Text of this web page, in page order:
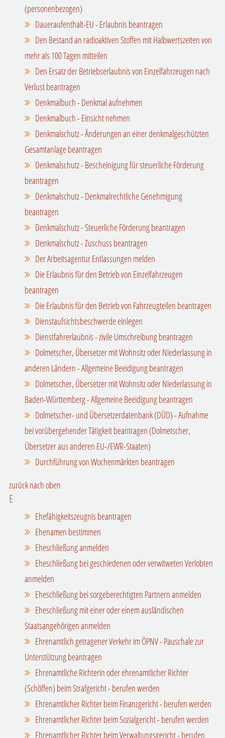
(personenbezogen)
Daueraufenthalt-EU - Erlaubnis beantragen
Den Bestand an radioaktiven Stoffen mit Halbwertszeiten von
mehr als 100 Tagen mitteilen
Den Ersatz der Betriebserlaubnis von Einzelfahrzeugen nach
Verlust beantragen
Denkmalbuch - Denkmal aufnehmen
Denkmalbuch - Einsicht nehmen
Denkmalschutz - Änderungen an einer denkmalgeschützten
Gesamtanlage beantragen
Denkmalschutz - Bescheinigung für steuerliche Förderung
beantragen
Denkmalschutz - Denkmalrechtliche Genehmigung
beantragen
Denkmalschutz - Steuerliche Förderung beantragen
Denkmalschutz - Zuschuss beantragen
Der Arbeitsagentur Entlassungen melden
Die Erlaubnis für den Betrieb von Einzelfahrzeugen
beantragen
Die Erlaubnis für den Betrieb von Fahrzeugteilen beantragen
Dienstaufsichtsbeschwerde einlegen
Dienstfahrerlaubnis - zivile Umschreibung beantragen
Dolmetscher, Übersetzer mit Wohnsitz oder Niederlassung in
anderen Ländern - Allgemeine Beeidigung beantragen
Dolmetscher, Übersetzer mit Wohnsitz oder Niederlassung in
Baden-Württemberg - Allgemeine Beeidigung beantragen
Dolmetscher- und Übersetzerdatenbank (DÜD) - Aufnahme
bei vorübergehender Tätigkeit beantragen (Dolmetscher,
Übersetzer aus anderen EU-/EWR-Staaten)
Durchführung von Wochenmärkten beantragen
zurück nach oben
E
Ehefähigkeitszeugnis beantragen
Ehenamen bestimmen
Eheschließung anmelden
Eheschließung bei geschiedenen oder verwitweten Verlobten
anmelden
Eheschließung bei sorgeberechtigten Partnern anmelden
Eheschließung mit einer oder einem ausländischen
Staatsangehörigen anmelden
Ehrenamtlich getragener Verkehr im ÖPNV - Pauschale zur
Unterstützung beantragen
Ehrenamtliche Richterin oder ehrenamtlicher Richter
(Schöffen) beim Strafgericht - berufen werden
Ehrenamtlicher Richter beim Finanzgericht - berufen werden
Ehrenamtlicher Richter beim Sozialgericht - berufen werden
Ehrenamtlicher Richter beim Verwaltungsgericht - berufen